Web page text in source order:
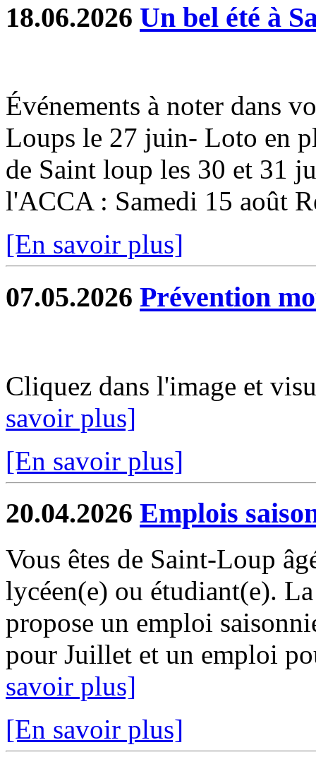
18.06.2026 Un bel été à
Événements à noter dans
Loups le 27 juin- Loto en
de Saint loup les 30 et 31
l'ACCA : Samedi 15 août
[En savoir plus]
07.05.2026 Prévention
Cliquez dans l'image et
savoir plus]
[En savoir plus]
20.04.2026 Emplois
Vous êtes de Saint-Loup
lycéen(e) ou étudiant(e).
propose un emploi
pour Juillet et un emploi
savoir plus]
[En savoir plus]